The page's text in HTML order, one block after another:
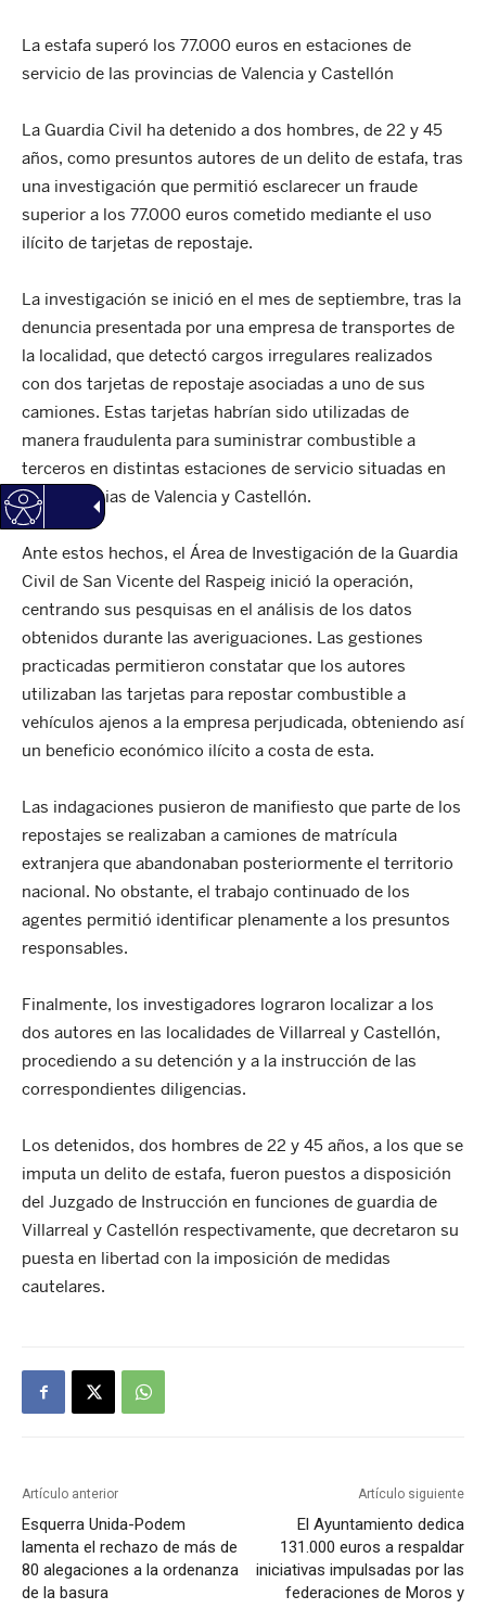
La estafa superó los 77.000 euros en estaciones de
servicio de las provincias de Valencia y Castellón
La Guardia Civil ha detenido a dos hombres, de 22 y 45
años, como presuntos autores de un delito de estafa, tras
una investigación que permitió esclarecer un fraude
superior a los 77.000 euros cometido mediante el uso
ilícito de tarjetas de repostaje.
La investigación se inició en el mes de septiembre, tras la
denuncia presentada por una empresa de transportes de
la localidad, que detectó cargos irregulares realizados
con dos tarjetas de repostaje asociadas a uno de sus
camiones. Estas tarjetas habrían sido utilizadas de
manera fraudulenta para suministrar combustible a
terceros en distintas estaciones de servicio situadas en
las provincias de Valencia y Castellón.
Ante estos hechos, el Área de Investigación de la Guardia
Civil de San Vicente del Raspeig inició la operación,
centrando sus pesquisas en el análisis de los datos
obtenidos durante las averiguaciones. Las gestiones
practicadas permitieron constatar que los autores
utilizaban las tarjetas para repostar combustible a
vehículos ajenos a la empresa perjudicada, obteniendo así
un beneficio económico ilícito a costa de esta.
Las indagaciones pusieron de manifiesto que parte de los
repostajes se realizaban a camiones de matrícula
extranjera que abandonaban posteriormente el territorio
nacional. No obstante, el trabajo continuado de los
agentes permitió identificar plenamente a los presuntos
responsables.
Finalmente, los investigadores lograron localizar a los
dos autores en las localidades de Villarreal y Castellón,
procediendo a su detención y a la instrucción de las
correspondientes diligencias.
Los detenidos, dos hombres de 22 y 45 años, a los que se
imputa un delito de estafa, fueron puestos a disposición
del Juzgado de Instrucción en funciones de guardia de
Villarreal y Castellón respectivamente, que decretaron su
puesta en libertad con la imposición de medidas
cautelares.
Artículo anterior
Esquerra Unida-Podem
lamenta el rechazo de más de
80 alegaciones a la ordenanza
de la basura
Artículo siguiente
El Ayuntamiento dedica
131.000 euros a respaldar
iniciativas impulsadas por las
federaciones de Moros y